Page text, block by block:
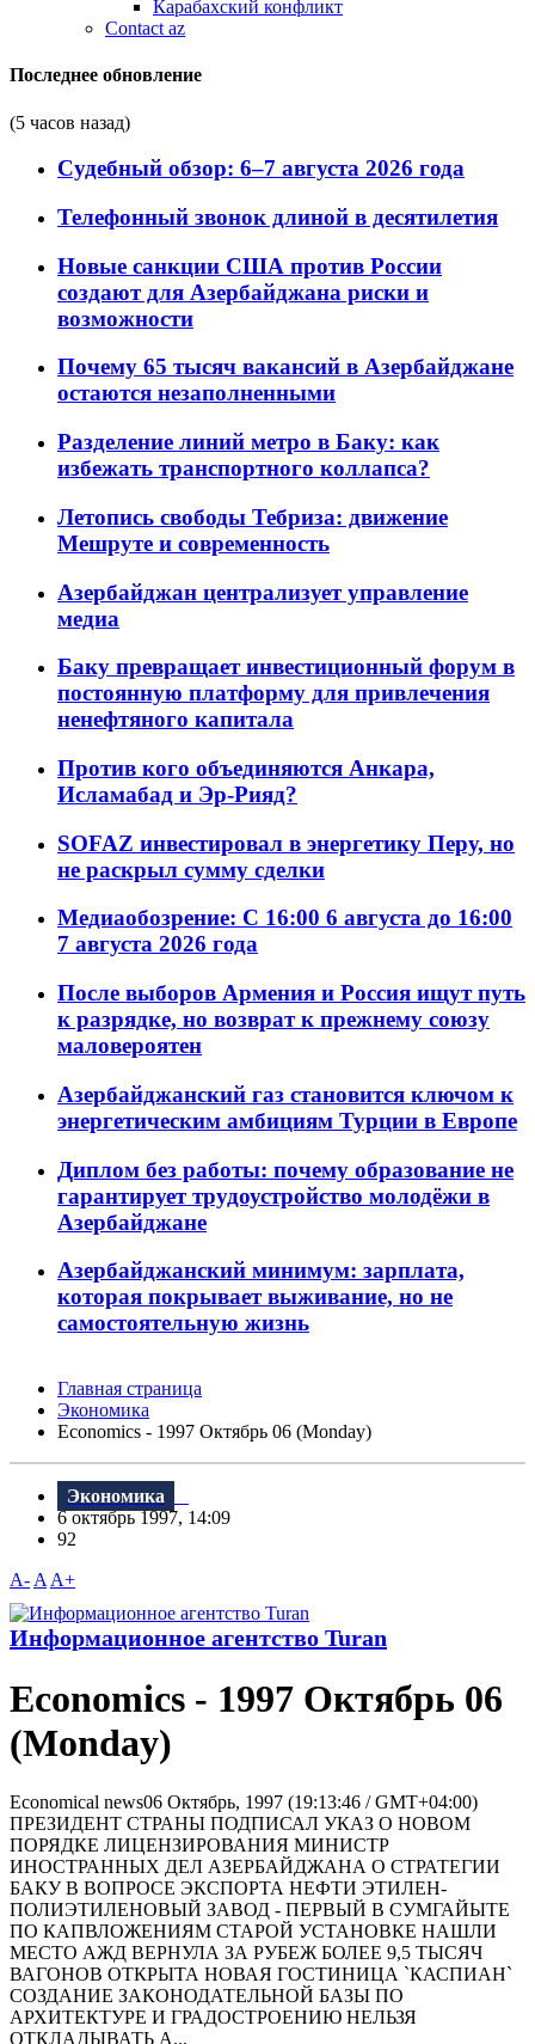
Карабахский конфликт
Contact az
Последнее обновление
(5 часов назад)
Судебный обзор: 6–7 августа 2026 года
Телефонный звонок длиной в десятилетия
Новые санкции США против России
создают для Азербайджана риски и
возможности
Почему 65 тысяч вакансий в Азербайджане
остаются незаполненными
Разделение линий метро в Баку: как
избежать транспортного коллапса?
Летопись свободы Тебриза: движение
Мешруте и современность
Азербайджан централизует управление
медиа
Баку превращает инвестиционный форум в
постоянную платформу для привлечения
ненефтяного капитала
Против кого объединяются Анкара,
Исламабад и Эр-Рияд?
SOFAZ инвестировал в энергетику Перу, но
не раскрыл сумму сделки
Медиаобозрение: С 16:00 6 августа до 16:00
7 августа 2026 года
После выборов Армения и Россия ищут путь
к разрядке, но возврат к прежнему союзу
маловероятен
Азербайджанский газ становится ключом к
энергетическим амбициям Турции в Европе
Диплом без работы: почему образование не
гарантирует трудоустройство молодёжи в
Азербайджане
Азербайджанский минимум: зарплата,
которая покрывает выживание, но не
самостоятельную жизнь
Главная страница
Экономика
Economics - 1997 Октябрь 06 (Monday)
Экономика
6 октябрь 1997, 14:09
92
A- A A+
Информационное агентство Turan
Economics - 1997 Октябрь 06
(Monday)
Economical news06 Октябрь, 1997 (19:13:46 / GMT+04:00)
ПРЕЗИДЕНТ СТРАНЫ ПОДПИСАЛ УКАЗ О НОВОМ
ПОРЯДКЕ ЛИЦЕНЗИРОВАНИЯ МИHИСТР
ИHОСТРАHHЫХ ДЕЛ АЗЕРБАЙДЖАHА О СТРАТЕГИИ
БАКУ В ВОПРОСЕ ЭКСПОРТА HЕФТИ ЭТИЛЕН-
ПОЛИЭТИЛЕНОВЫЙ ЗАВОД - ПЕРВЫЙ В СУМГАЙЫТЕ
ПО КАПВЛОЖЕНИЯМ СТАРОЙ УСТАНОВКЕ НАШЛИ
МЕСТО АЖД ВЕРНУЛА ЗА РУБЕЖ БОЛЕЕ 9,5 ТЫСЯЧ
ВАГОНОВ ОТКРЫТА НОВАЯ ГОСТИНИЦА `КАСПИАН`
СОЗДАНИЕ ЗАКОНОДАТЕЛЬНОЙ БАЗЫ ПО
АРХИТЕКТУРЕ И ГРАДОСТРОЕНИЮ НЕЛЬЗЯ
ОТКЛАДЫВАТЬ А...